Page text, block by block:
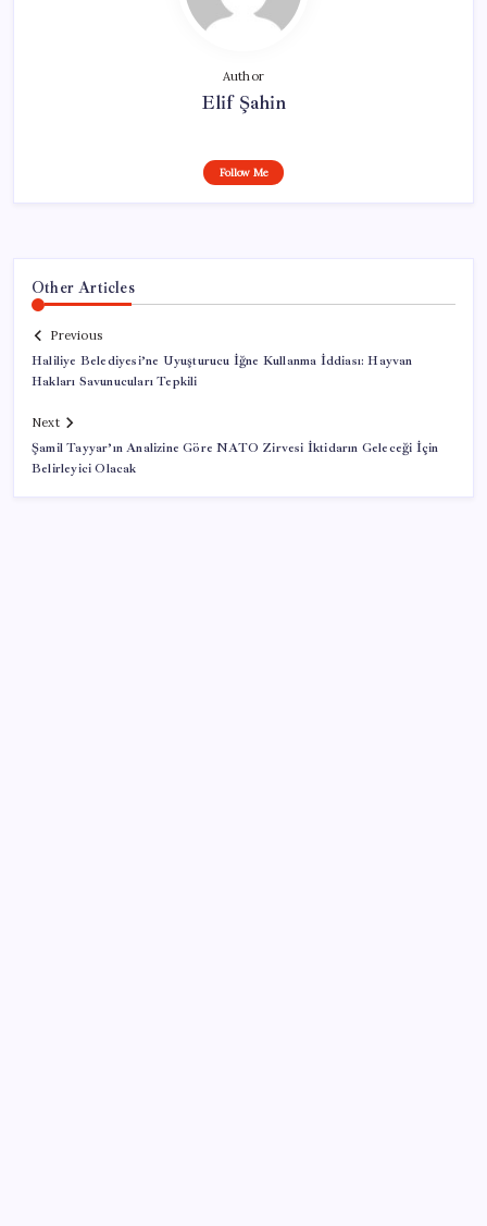
Author
Elif Şahin
Follow Me
Other Articles
Previous
Haliliye Belediyesi’ne Uyuşturucu İğne Kullanma İddiası: Hayvan
Hakları Savunucuları Tepkili
Next
Şamil Tayyar’ın Analizine Göre NATO Zirvesi İktidarın Geleceği İçin
Belirleyici Olacak